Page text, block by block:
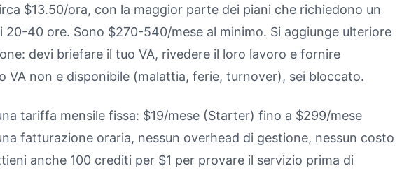
$13.50/ora, con la maggior parte dei piani che richiedono un
20-40 ore. Sono $270-540/mese al minimo. Si aggiunge ulteriore
devi briefare il tuo VA, rivedere il loro lavoro e fornire
VA non e disponibile (malattia, ferie, turnover), sei bloccato.
tariffa mensile fissa: $19/mese (Starter) fino a $299/mese
fatturazione oraria, nessun overhead di gestione, nessun costo
anche 100 crediti per $1 per provare il servizio prima di